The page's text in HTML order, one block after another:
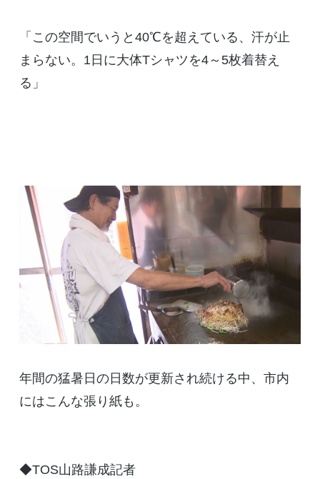
「この空間でいうと40℃を超えている、汗が止
まらない。1日に大体Tシャツを4～5枚着替え
る」
年間の猛暑日の日数が更新され続ける中、市内
にはこんな張り紙も。
◆TOS山路謙成記者